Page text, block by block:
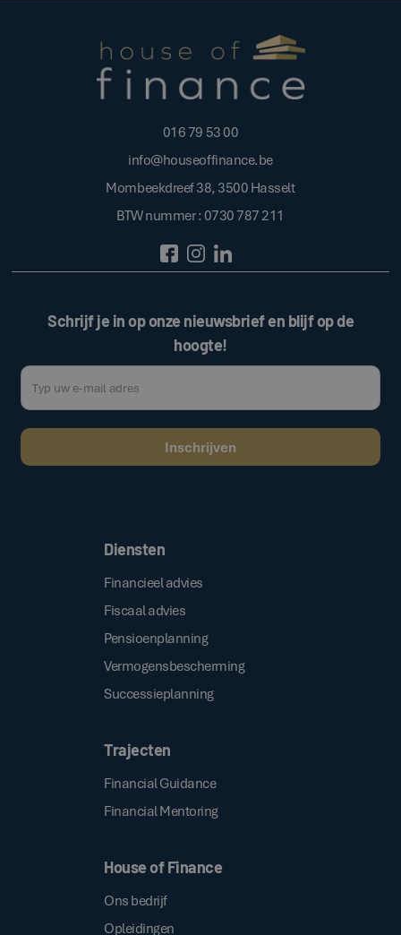
016 79 53 00
info@houseoffinance.be
Mombeekdreef 38, 3500 Hasselt
BTW nummer : 0730 787 211
Schrijf je in op onze nieuwsbrief en blijf op de
hoogte!
Diensten
Financieel advies
Fiscaal advies
Pensioenplanning
Vermogensbescherming
Successieplanning
Trajecten
Financial Guidance
Financial Mentoring
House of Finance
Ons bedrijf
Opleidingen